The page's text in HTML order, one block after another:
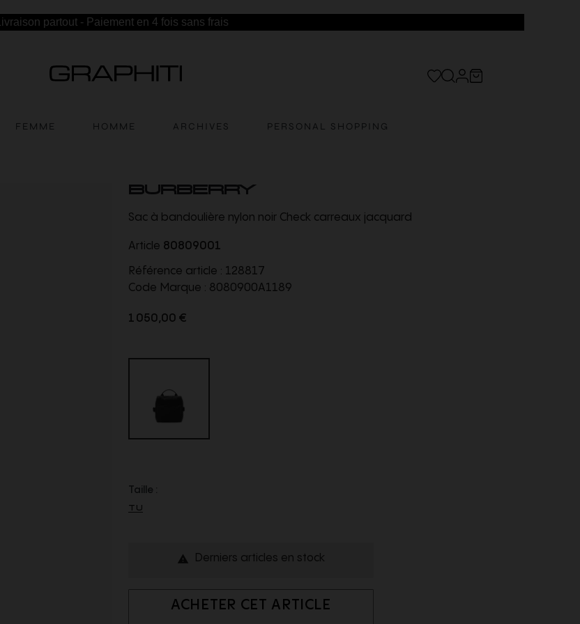
Livraison partout - Paiement en 4 fois sans frais
FEMME HOMME ARCHIVES PERSONAL SHOPPING
BURBERRY
Sac à bandoulière nylon noir Check carreaux jacquard
Article 80809001
Référence article : 128817
Code Marque : 8080900A1189
1 050,00 €
Taille :
TU
 Derniers articles en stock
ACHETER CET ARTICLE